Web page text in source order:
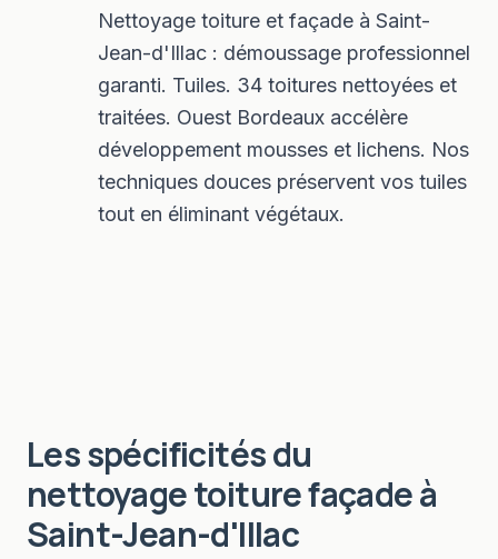
Nettoyage toiture et façade à Saint-
Jean-d'Illac : démoussage professionnel
garanti. Tuiles. 34 toitures nettoyées et
traitées. Ouest Bordeaux accélère
développement mousses et lichens. Nos
techniques douces préservent vos tuiles
tout en éliminant végétaux.
Les spécificités du
nettoyage toiture façadeà
Saint-Jean-d'Illac